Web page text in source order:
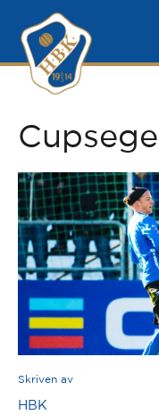
Skriven av
HBK